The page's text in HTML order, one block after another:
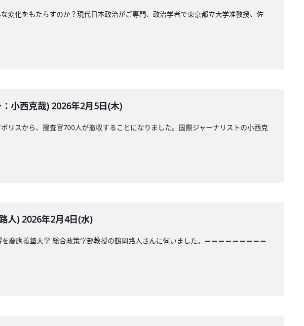
変化をもたらすのか？現代日本政治がご専門、政治学者で東京都立大学准教授、佐
小西克哉) 2026年2月5日(木)
リスから、捜査官700人が撤収することになりました。国際ジャーナリストの小西克
人) 2026年2月4日(水)
慶應義塾大学 総合政策学部教授の鶴岡路人さんに伺いました。＝＝＝＝＝＝＝＝＝